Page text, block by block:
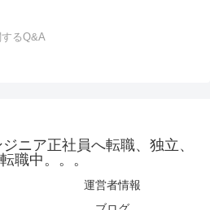
るQ&A
ニア正社員へ転職、独立、
職中。。。
運営者情報